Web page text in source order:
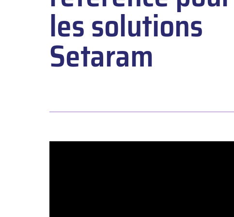
les solutions
Setaram